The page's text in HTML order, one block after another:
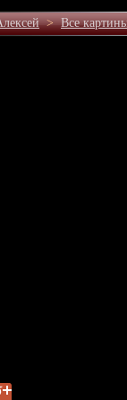
>Все